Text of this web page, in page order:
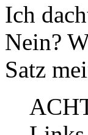
Ich
Nein?
Satz